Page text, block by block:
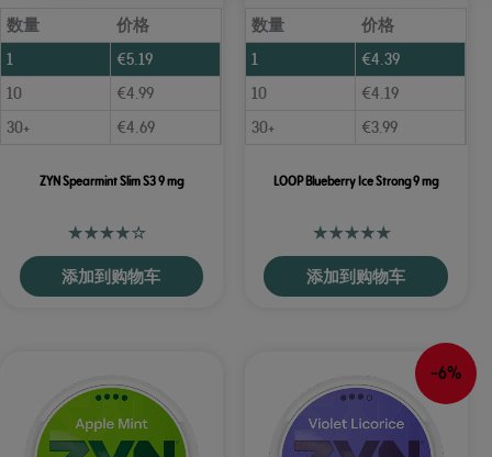
数量
价格
1
€5.19
10
€4.99
30+
€4.69
ZYN Spearmint Slim S3 9 mg
添加到购物车
数量
价格
1
€4.39
10
€4.19
30+
€3.99
LOOP Blueberry Ice Strong 9 mg
添加到购物车
-6%